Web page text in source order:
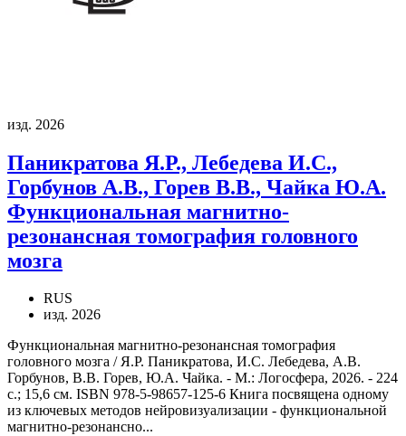
изд. 2026
Паникратова Я.Р., Лебедева И.С.,
Горбунов А.В., Горев В.В., Чайка Ю.А.
Функциональная магнитно-
резонансная томография головного
мозга
RUS
изд. 2026
Функциональная магнитно-резонансная томография
головного мозга / Я.Р. Паникратова, И.С. Лебедева, А.В.
Горбунов, В.В. Горев, Ю.А. Чайка. - М.: Логосфера, 2026. - 224
с.; 15,6 см. ISBN 978-5-98657-125-6 Книга посвящена одному
из ключевых методов нейровизуализации - функциональной
магнитно-резонансно...